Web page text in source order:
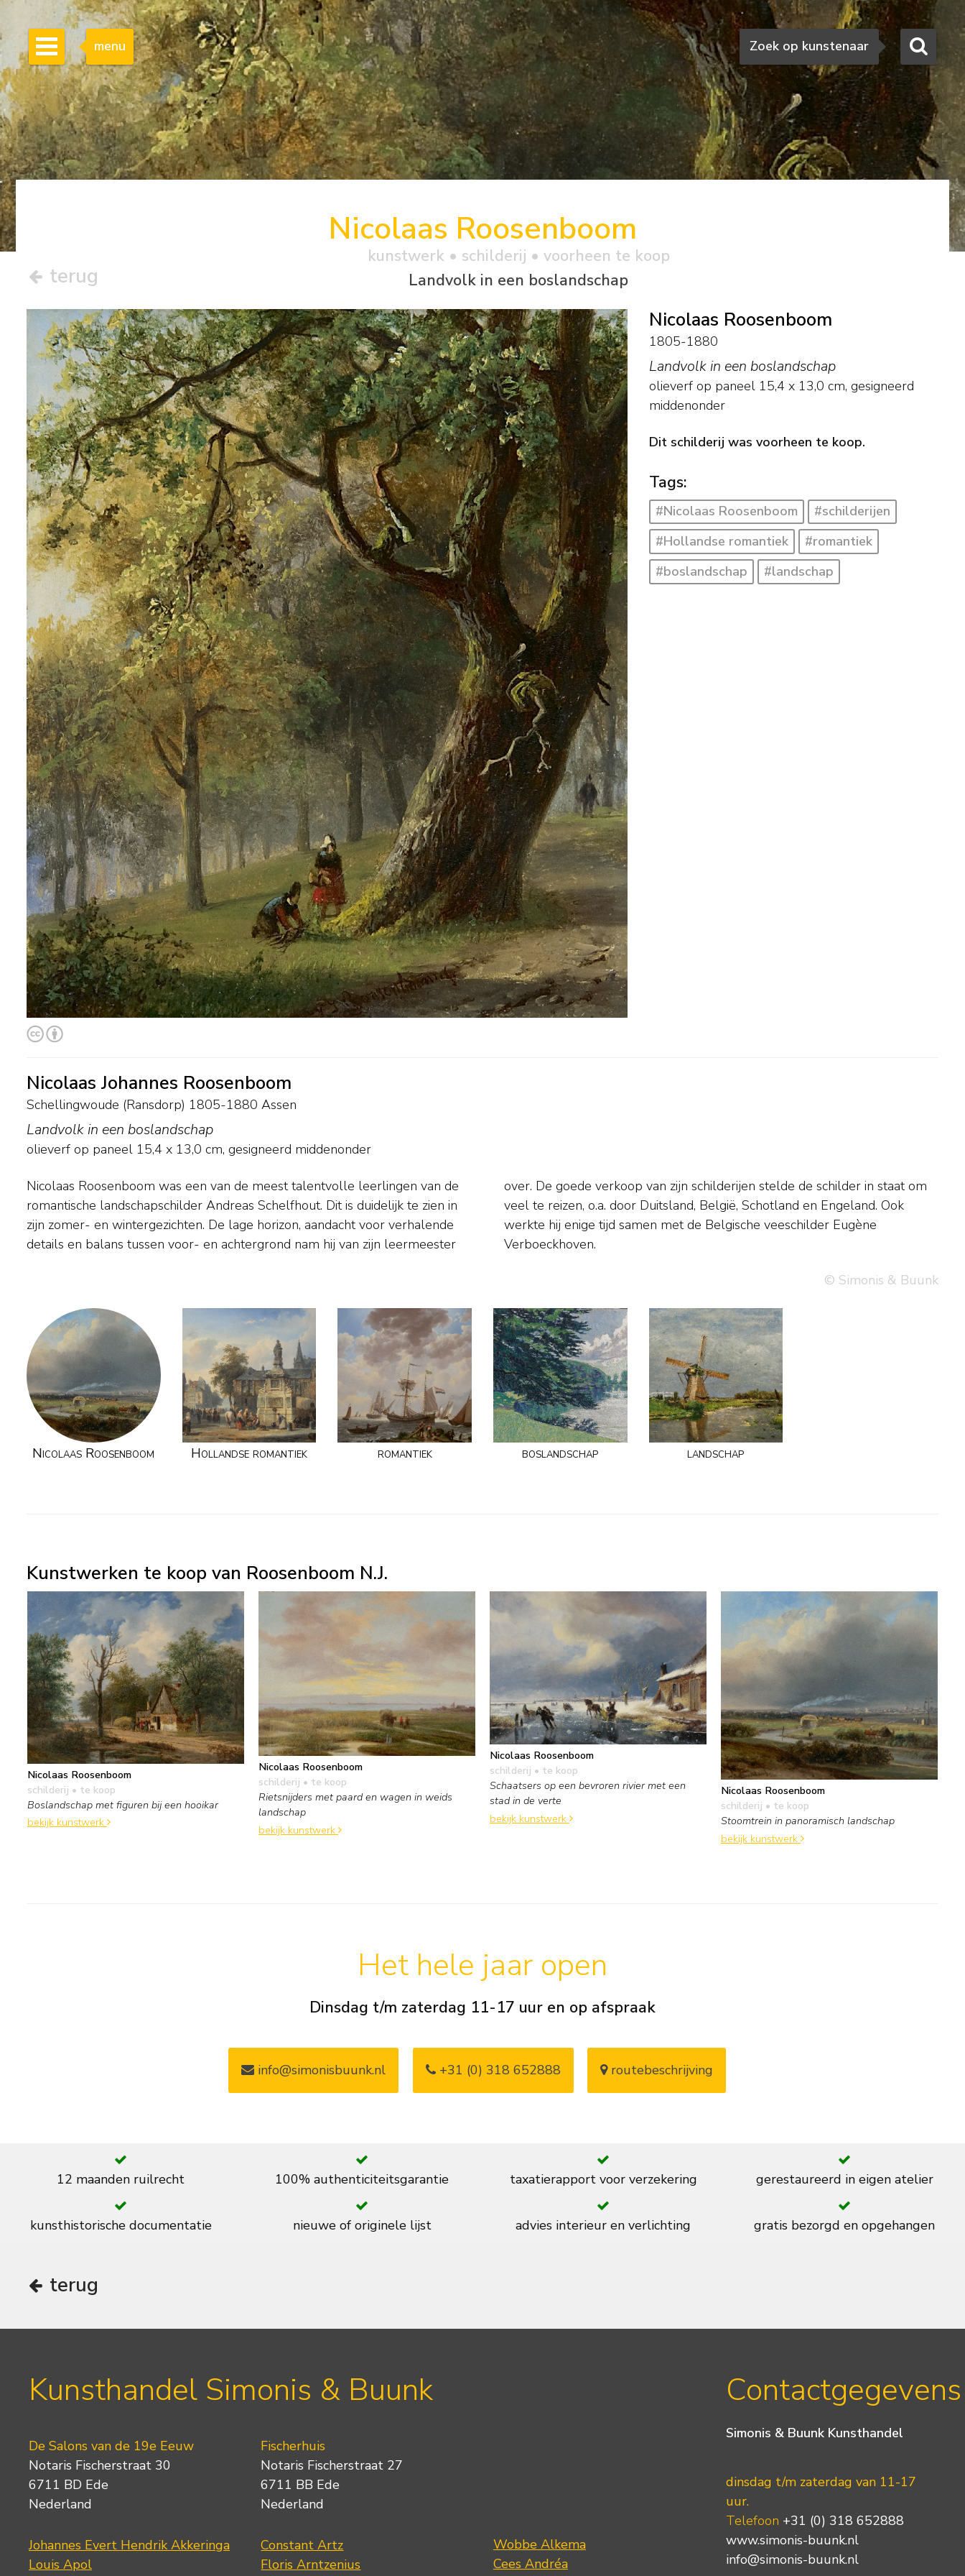
Zoeken
Zoek op kunstenaar
menu
terug
Nicolaas Roosenboom
kunstwerk • schilderij • voorheen te koop
Landvolk in een boslandschap
Nicolaas Roosenboom
1805-1880
Landvolk in een boslandschap
olieverf op paneel 15,4 x 13,0 cm, gesigneerd
middenonder
Dit schilderij was voorheen te koop.
Tags:
#Nicolaas Roosenboom
#schilderijen
#Hollandse romantiek
#romantiek
#boslandschap
#landschap
Nicolaas Johannes Roosenboom
Schellingwoude (Ransdorp) 1805-1880 Assen
Landvolk in een boslandschap
olieverf op paneel 15,4 x 13,0 cm, gesigneerd middenonder
Nicolaas Roosenboom was een van de meest talentvolle leerlingen van de
romantische landschapschilder Andreas Schelfhout. Dit is duidelijk te zien in
zijn zomer- en wintergezichten. De lage horizon, aandacht voor verhalende
details en balans tussen voor- en achtergrond nam hij van zijn leermeester
over. De goede verkoop van zijn schilderijen stelde de schilder in staat om
veel te reizen, o.a. door Duitsland, België, Schotland en Engeland. Ook
werkte hij enige tijd samen met de Belgische veeschilder Eugène
Verboeckhoven.
© Simonis & Buunk
Nicolaas Roosenboom Hollandse romantiek romantiek boslandschap landschap
Kunstwerken te koop van Roosenboom N.J.
Nicolaas Roosenboom
schilderij • te koop
Boslandschap met figuren bij een hooikar
bekijk kunstwerk
Nicolaas Roosenboom
schilderij • te koop
Rietsnijders met paard en wagen in weids
landschap
bekijk kunstwerk
Nicolaas Roosenboom
schilderij • te koop
Schaatsers op een bevroren rivier met een
stad in de verte
bekijk kunstwerk
Nicolaas Roosenboom
schilderij • te koop
Stoomtrein in panoramisch landschap
bekijk kunstwerk
Het hele jaar open
Dinsdag t/m zaterdag 11-17 uur en op afspraak
info@simonisbuunk.nl +31 (0) 318 652888 routebeschrijving
12 maanden ruilrecht 100% authenticiteitsgarantie taxatierapport voor verzekering gerestaureerd in eigen atelier
kunsthistorische documentatie nieuwe of originele lijst advies interieur en verlichting gratis bezorgd en opgehangen
terug
Kunsthandel Simonis & Buunk
De Salons van de 19e Eeuw
Notaris Fischerstraat 30
6711 BD Ede
Nederland
Johannes Evert Hendrik Akkeringa
Louis Apol
Fischerhuis
Notaris Fischerstraat 27
6711 BB Ede
Nederland
Constant Artz
Floris Arntzenius
Wobbe Alkema
Cees Andréa
Contactgegevens
Simonis & Buunk Kunsthandel
dinsdag t/m zaterdag van 11-17
uur.
Telefoon +31 (0) 318 652888
www.simonis-buunk.nl
info@simonis-buunk.nl